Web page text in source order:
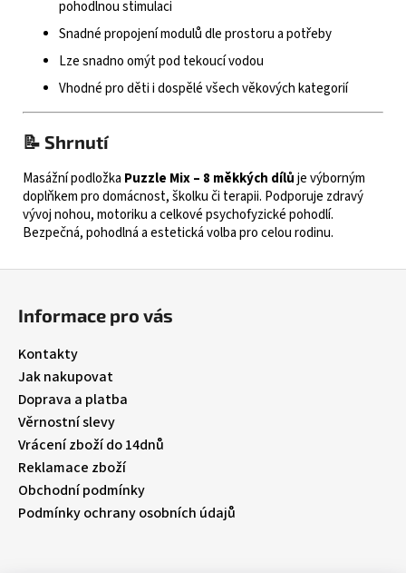
pohodlnou stimulaci
Snadné propojení modulů dle prostoru a potřeby
Lze snadno omýt pod tekoucí vodou
Vhodné pro děti i dospělé všech věkových kategorií
📝 Shrnutí
Masážní podložka Puzzle Mix – 8 měkkých dílůje výborným
doplňkem pro domácnost, školku či terapii. Podporuje zdravý
vývoj nohou, motoriku a celkové psychofyzické pohodlí.
Bezpečná, pohodlná a estetická volba pro celou rodinu.
Informace pro vás
Kontakty
Jak nakupovat
Doprava a platba
Věrnostní slevy
Vrácení zboží do 14dnů
Reklamace zboží
Obchodní podmínky
Podmínky ochrany osobních údajů